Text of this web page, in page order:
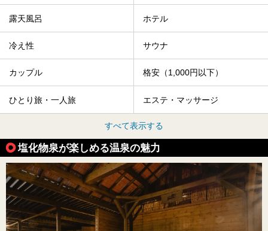
露天風呂 ホテル
冷え性 サウナ
カップル 格安（1,000円以下）
ひとり旅・一人旅 エステ・マッサージ
すべて表示する
塩化物泉が楽しめる温泉の魅力